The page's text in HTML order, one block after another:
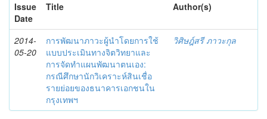
Issue
Date
Title Author(s)
2014-
05-20
การพัฒนาภาวะผู้นำโดยการใช้
แบบประเมินทางจิตวิทยาและ
การจัดทำแผนพัฒนาตนเอง:
กรณีศึกษานักวิเคราะห์สินเชื่อ
รายย่อยของธนาคารเอกชนใน
กรุงเทพฯ
วิศิษฎ์สรี ภาวะกุล